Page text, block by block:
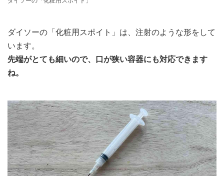
ダイソーの「化粧用スポイト」は、注射のような形をして
います。
先端がとても細いので、口が狭い容器にも対応できます
ね。